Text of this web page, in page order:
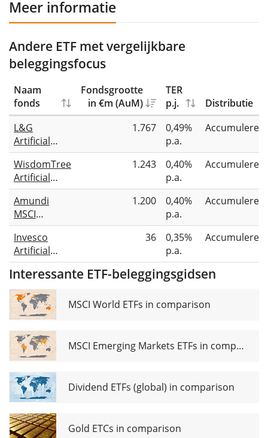
Meer informatie
Andere ETF met vergelijkbare
beleggingsfocus
Naam
fonds
Fondsgrootte
in €m (AuM)
TER
p.j.
Distributie
L&G
Artificial
Intelligence
UCITS ETF
1.767
0,49%
p.a.
WisdomTree
Artificial
Intelligence
UCITS ETF
USD Acc
1.243
0,40%
p.a.
Amundi
MSCI
Robotics &
AI UCITS ETF
Acc
1.200
0,40%
p.a.
Invesco
Artificial
Intelligence
Enablers
UCITS ETF
Acc
36
0,35%
p.a.
Interessante ETF-beleggingsgidsen
MSCI World ETFs in comparison
MSCI Emerging Markets ETFs in comparison
Dividend ETFs (global) in comparison
Gold ETCs in comparison